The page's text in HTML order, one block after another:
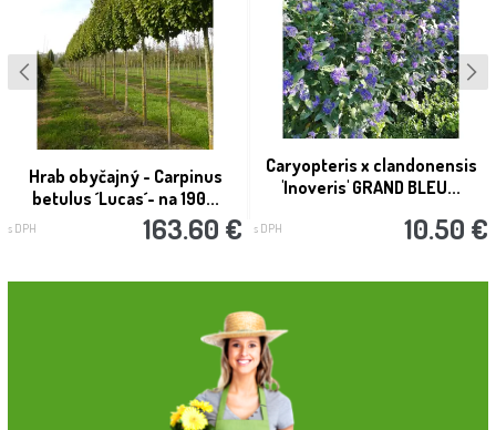
Hrab obyčajný - Carpinus
betulus ´Lucas´- na 190...
s DPH 163.60 €
Caryopteris x clandonensis
'Inoveris' GRAND BLEU...
s DPH 10.50 €